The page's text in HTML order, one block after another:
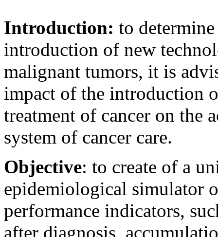
Introduction: to
introduction of new
malignant tumors, it is
impact of the introduction
treatment of cancer on the
system of cancer care.
Objective: to create of a
epidemiological simulator
performance indicators,
after diagnosis,